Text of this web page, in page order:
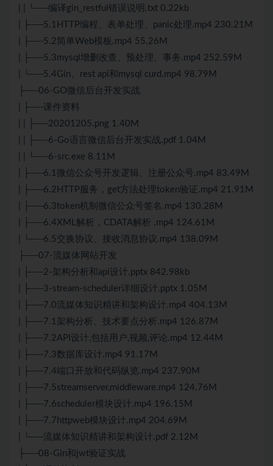
| | └──编译gin_restful错误说明.txt 0.22kb
| ├──5.1HTTP编程、表单处理、panic处理.mp4 230.21M
| ├──5.2简单Web模板.mp4 55.26M
| ├──5.3mysql增删改查、预处理、事务.mp4 252.59M
| └──5.4Gin、rest api和mysql curd.mp4 98.79M
├──06-GO微信后台开发实战
| ├──课件资料
| | ├──20201205.png 1.40M
| | ├──6-Go语言微信后台开发实战.pdf 1.04M
| | └──6-src.exe 8.11M
| ├──6.1微信公众号开发逻辑、注册公众号.mp4 83.49M
| ├──6.2HTTP服务，get方法处理token验证.mp4 21.91M
| ├──6.3token机制微信公众号签名.mp4 130.28M
| ├──6.4XML解析，CDATA解析 .mp4 124.61M
| └──6.5交换协议、接收消息协议.mp4 138.09M
├──07-流媒体网站开发
| ├──2-架构分析和api设计.pptx 842.98kb
| ├──3-stream-scheduler详细设计.pptx 1.05M
| ├──7.0流媒体知识精讲和架构设计.mp4 404.13M
| ├──7.1架构分析、技术要点分析.mp4 126.87M
| ├──7.2API设计,包括用户,视频,评论.mp4 12.44M
| ├──7.3数据库设计.mp4 91.17M
| ├──7.4端口开放和代码纵览.mp4 237.90M
| ├──7.5streamserver,middleware.mp4 124.76M
| ├──7.6scheduler模块设计.mp4 196.15M
| ├──7.7httpweb模块设计.mp4 204.69M
| └──流媒体知识精讲和架构设计.pdf 2.12M
├──08-Gin和jwt验证实战